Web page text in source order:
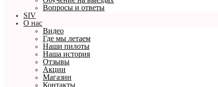
Вопросы и ответы
SIV
О нас
Видео
Где мы летаем
Наши пилоты
Наша история
Отзывы
Акции
Магазин
Контакты